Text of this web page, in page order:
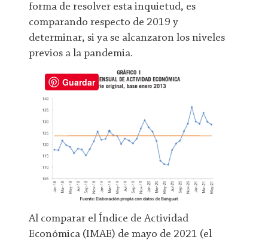
forma de resolver esta inquietud, es
comparando respecto de 2019 y
determinar, si ya se alcanzaron los niveles
previos a la pandemia.
Al comparar el Índice de Actividad
Económica (IMAE) de mayo de 2021 (el
Guardar